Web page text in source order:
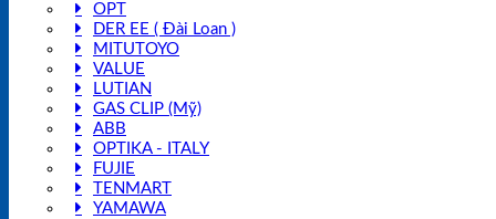
OPT
DER EE ( Đài Loan )
MITUTOYO
VALUE
LUTIAN
GAS CLIP (Mỹ)
ABB
OPTIKA - ITALY
FUJIE
TENMART
YAMAWA